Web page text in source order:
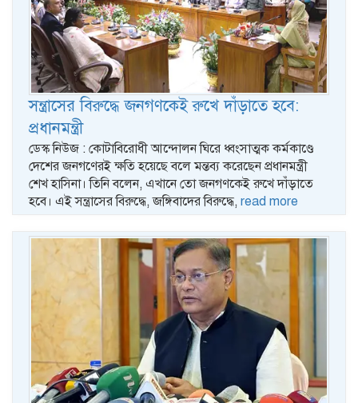
সন্ত্রাসের বিরুদ্ধে জনগণকেই রুখে দাঁড়াতে হবে:
প্রধানমন্ত্রী
ডেস্ক নিউজ : কোটাবিরোধী আন্দোলন ঘিরে ধ্বংসাত্মক কর্মকাণ্ডে
দেশের জনগণেরই ক্ষতি হয়েছে বলে মন্তব্য করেছেন প্রধানমন্ত্রী
শেখ হাসিনা। তিনি বলেন, এখানে তো জনগণকেই রুখে দাঁড়াতে
হবে। এই সন্ত্রাসের বিরুদ্ধে, জঙ্গিবাদের বিরুদ্ধে, read more